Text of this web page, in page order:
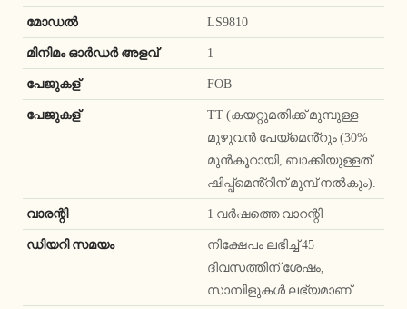
മോഡൽ LS9810
മിനിമം ഓർഡർ അളവ് 1
പേജുകള് FOB
പേജുകള്
TT (കയറ്റുമതിക്ക് മുമ്പുള്ള
മുഴുവൻ പേയ്‌മെൻ്റും (30%
മുൻകൂറായി, ബാക്കിയുള്ളത്
ഷിപ്പ്‌മെൻ്റിന് മുമ്പ് നൽകും).
വാരന്റി 1 വർഷത്തെ വാറന്റി
ഡിയറി സമയം
നിക്ഷേപം ലഭിച്ച് 45
ദിവസത്തിന് ശേഷം,
സാമ്പിളുകൾ ലഭ്യമാണ്